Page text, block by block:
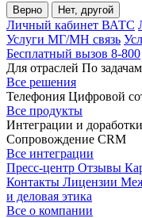
Верно Нет, другой
Личный кабинет ВАТС
Услуги МГ/МН связь
Бесплатный вызов 8-800
Для отраслей По задачам
Все решения
Телефония Цифровой
Все продукты
Интеграции и
Сопровождение CRM
Все интеграции
Пресс-центр Отзывы
Контакты Лицензии
и деловая этика
Все о компании